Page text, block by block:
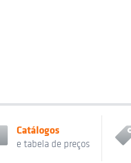
Catálogos
e tabela de preços